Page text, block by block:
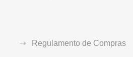
Regulamento de Compras